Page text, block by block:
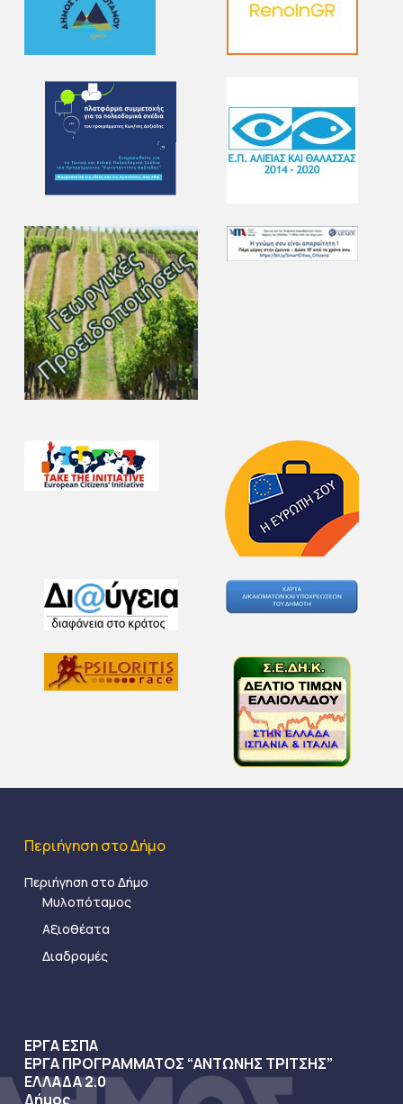
Περιήγηση στο Δήμο
Περιήγηση στο Δήμο
Μυλοπόταμος
Αξιοθέατα
Διαδρομές
ΕΡΓΑ ΕΣΠΑ
ΕΡΓΑ ΠΡΟΓΡΑΜΜΑΤΟΣ “ΑΝΤΩΝΗΣ ΤΡΙΤΣΗΣ”
ΕΛΛΑΔΑ 2.0
Δήμος